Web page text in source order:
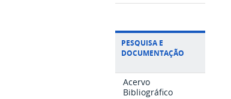
PESQUISA E
DOCUMENTAÇÃO
Acervo
Bibliográfico